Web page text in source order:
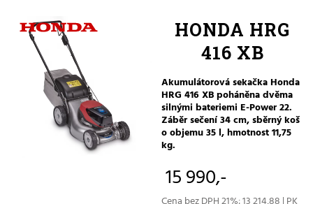
HONDA HRG
416 XB
Akumulátorová sekačka Honda
HRG 416 XB poháněna dvěma
silnými bateriemi E-Power 22.
Záběr sečení 34 cm, sběrný koš
o objemu 35 l, hmotnost 11,75
kg.
15 990,-
Cena bez DPH 21%: 13 214,88 | PK